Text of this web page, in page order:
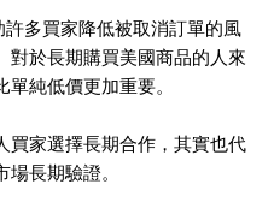
多買家降低被取消訂單的風
對於長期購買美國商品的人來
純低價更加重要。
買家選擇長期合作，其實也代
長期驗證。